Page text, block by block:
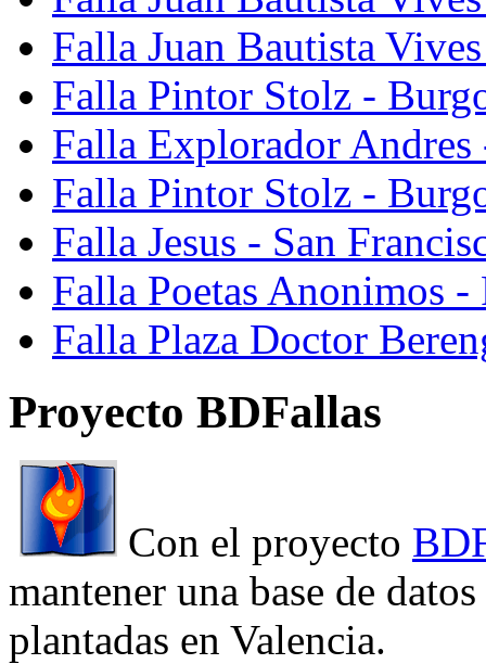
Falla Juan Bautista
Falla Pintor Stolz -
Falla Explorador Andres
Falla Pintor Stolz -
Falla Jesus - San
Falla Poetas Anonimos
Falla Plaza Doctor
Proyecto BDFallas
Con el proyecto
mantener una base de
plantadas en Valencia.